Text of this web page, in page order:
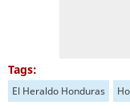
Tags:
El Heraldo Honduras